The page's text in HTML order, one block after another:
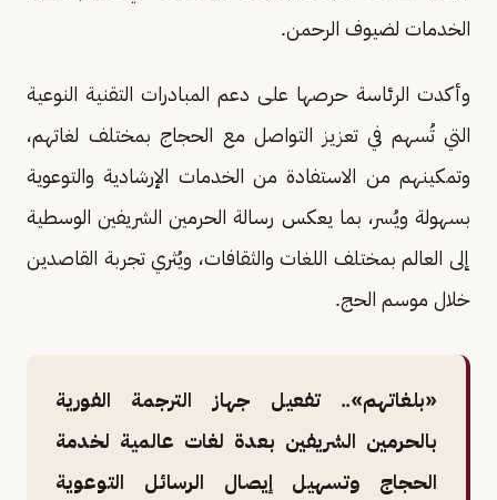
الخدمات لضيوف الرحمن.
وأكدت الرئاسة حرصها على دعم المبادرات التقنية النوعية
التي تُسهم في تعزيز التواصل مع الحجاج بمختلف لغاتهم،
وتمكينهم من الاستفادة من الخدمات الإرشادية والتوعوية
بسهولة ويُسر، بما يعكس رسالة الحرمين الشريفين الوسطية
إلى العالم بمختلف اللغات والثقافات، ويُثري تجربة القاصدين
خلال موسم الحج.
«بلغاتهم».. تفعيل جهاز الترجمة الفورية
بالحرمين الشريفين بعدة لغات عالمية لخدمة
الحجاج وتسهيل إيصال الرسائل التوعوية